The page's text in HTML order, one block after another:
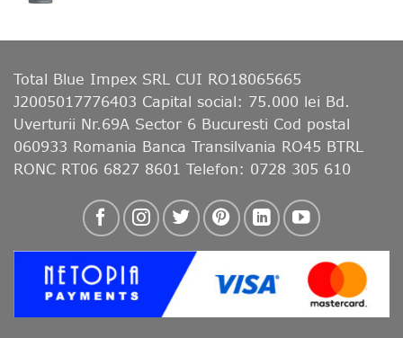
Total Blue Impex SRL CUI RO18065665
J2005017776403 Capital social: 75.000 lei Bd.
Uverturii Nr.69A Sector 6 Bucuresti Cod postal
060933 Romania Banca Transilvania RO45 BTRL
RONC RT06 6827 8601 Telefon: 0728 305 610